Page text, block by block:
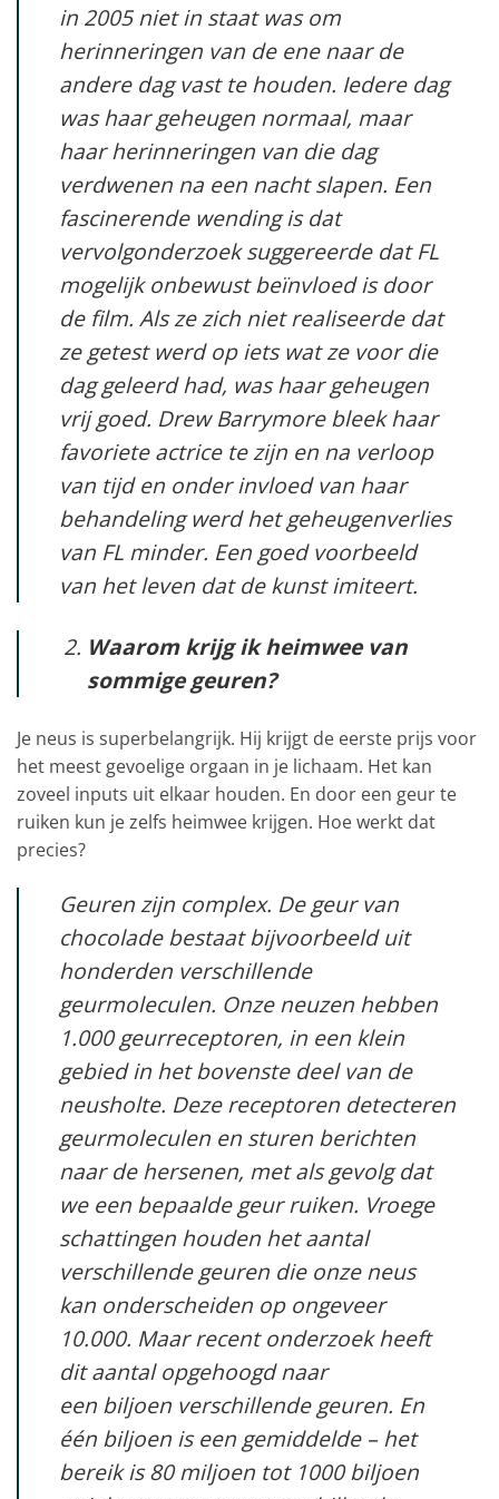
in 2005 niet in staat was om
herinneringen van de ene naar de
andere dag vast te houden. Iedere dag
was haar geheugen normaal, maar
haar herinneringen van die dag
verdwenen na een nacht slapen. Een
fascinerende wending is dat
vervolgonderzoek suggereerde dat FL
mogelijk onbewust beïnvloed is door
de film. Als ze zich niet realiseerde dat
ze getest werd op iets wat ze voor die
dag geleerd had, was haar geheugen
vrij goed. Drew Barrymore bleek haar
favoriete actrice te zijn en na verloop
van tijd en onder invloed van haar
behandeling werd het geheugenverlies
van FL minder. Een goed voorbeeld
van het leven dat de kunst imiteert.
Waarom krijg ik heimwee van
sommige geuren?
Je neus is superbelangrijk. Hij krijgt de eerste prijs voor
het meest gevoelige orgaan in je lichaam. Het kan
zoveel inputs uit elkaar houden. En door een geur te
ruiken kun je zelfs heimwee krijgen. Hoe werkt dat
precies?
Geuren zijn complex. De geur van
chocolade bestaat bijvoorbeeld uit
honderden verschillende
geurmoleculen. Onze neuzen hebben
1.000 geurreceptoren, in een klein
gebied in het bovenste deel van de
neusholte. Deze receptoren detecteren
geurmoleculen en sturen berichten
naar de hersenen, met als gevolg dat
we een bepaalde geur ruiken. Vroege
schattingen houden het aantal
verschillende geuren die onze neus
kan onderscheiden op ongeveer
10.000. Maar recent onderzoek heeft
dit aantal opgehoogd naar
een biljoen verschillende geuren. En
één biljoen is een gemiddelde – het
bereik is 80 miljoen tot 1000 biljoen